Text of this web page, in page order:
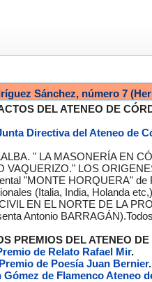
Sánchez, número 7
DEL ATENEO DE
Directiva del Ateneo de
" LA MASONERÍA EN
VAQUERIZO." LOS
"MONTE HORQUERA"
(Italia, India, Holanda etc,)
EN EL NORTE DE LA
Antonio
PREMIOS DEL ATENEO
de Relato Rafael Mir.
de Poesía Juan Bernier.
de Flamenco Ateneo